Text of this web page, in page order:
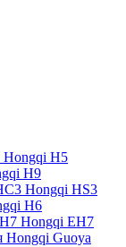
Hongqi H5
H9
Hongqi HS3
H6
Hongqi EH7
Hongqi Guoya